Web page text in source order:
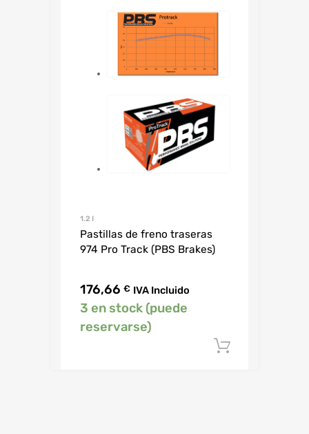
1.2 I
Pastillas de freno traseras
974 Pro Track (PBS Brakes)
176,66 € IVA Incluido
3 en stock (puede
reservarse)